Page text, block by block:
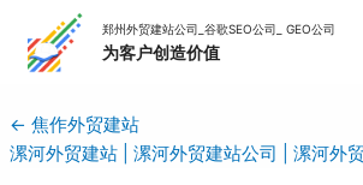
← 焦作外贸建站
漯河外贸建站 | 漯河外贸建站公司 | 漯河外